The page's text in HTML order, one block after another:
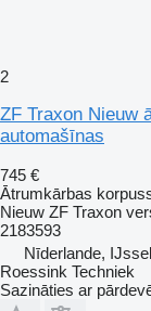
2
ZF Traxon Nieuw
automašīnas
745 €
Ātrumkārbas
Nieuw ZF Traxon
2183593
Nīderlande,
Roessink Techniek
Sazināties ar